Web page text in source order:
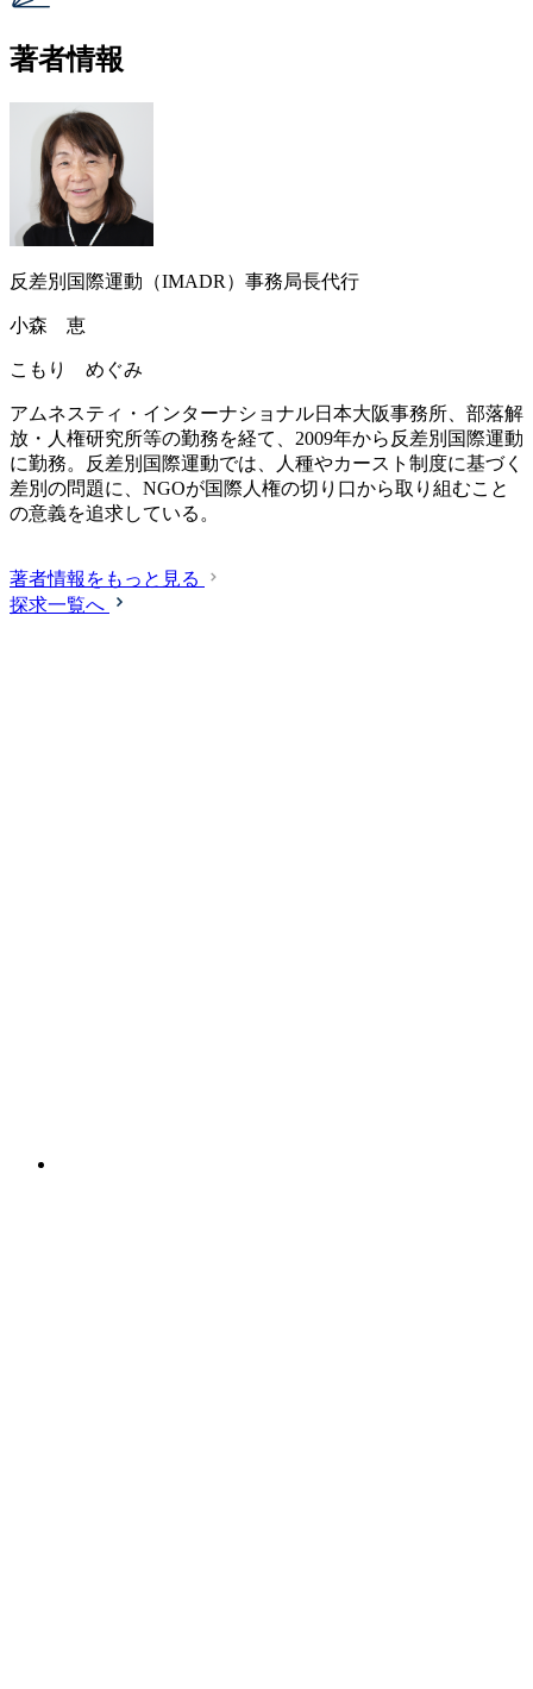
著者情報
反差別国際運動（IMADR）事務局長代行
小森 恵
こもり めぐみ
アムネスティ・インターナショナル日本大阪事務所、部落解
放・人権研究所等の勤務を経て、2009年から反差別国際運動
に勤務。反差別国際運動では、人種やカースト制度に基づく
差別の問題に、NGOが国際人権の切り口から取り組むこと
の意義を追求している。
著者情報をもっと見る
探求一覧へ